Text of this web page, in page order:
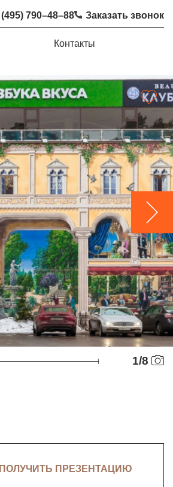
790–48–88 Заказать звонок
Контакты
1/8
ПОЛУЧИТЬ ПРЕЗЕНТАЦИЮ